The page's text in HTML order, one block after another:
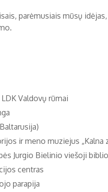
parėmusiais mūsų
Valdovų rūmai
ir meno muziejus
Jurgio Bielinio viešoji
centras
parapija